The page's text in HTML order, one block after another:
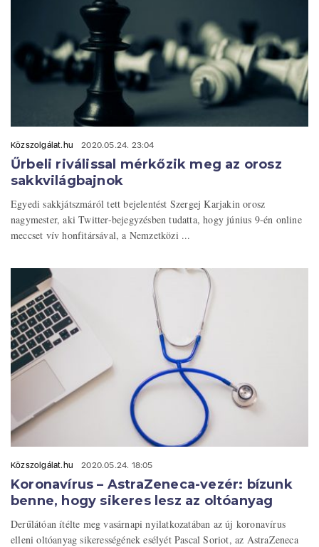
Közszolgálat.hu 2020.05.24. 23:04
Űrbeli riválissal mérkőzik meg az orosz
sakkvilágbajnok
Egyedi sakkjátszmáról tett bejelentést Szergej Karjakin orosz
nagymester, aki Twitter-bejegyzésben tudatta, hogy június 9-én online
meccset vív honfitársával, a Nemzetközi ...
Közszolgálat.hu 2020.05.24. 18:05
Koronavírus – AstraZeneca-vezér: bízunk
benne, hogy sikeres lesz az oltóanyag
Derűlátóan ítélte meg vasárnapi nyilatkozatában az új koronavírus
elleni oltóanyag sikerességének esélyét Pascal Soriot, az AstraZeneca